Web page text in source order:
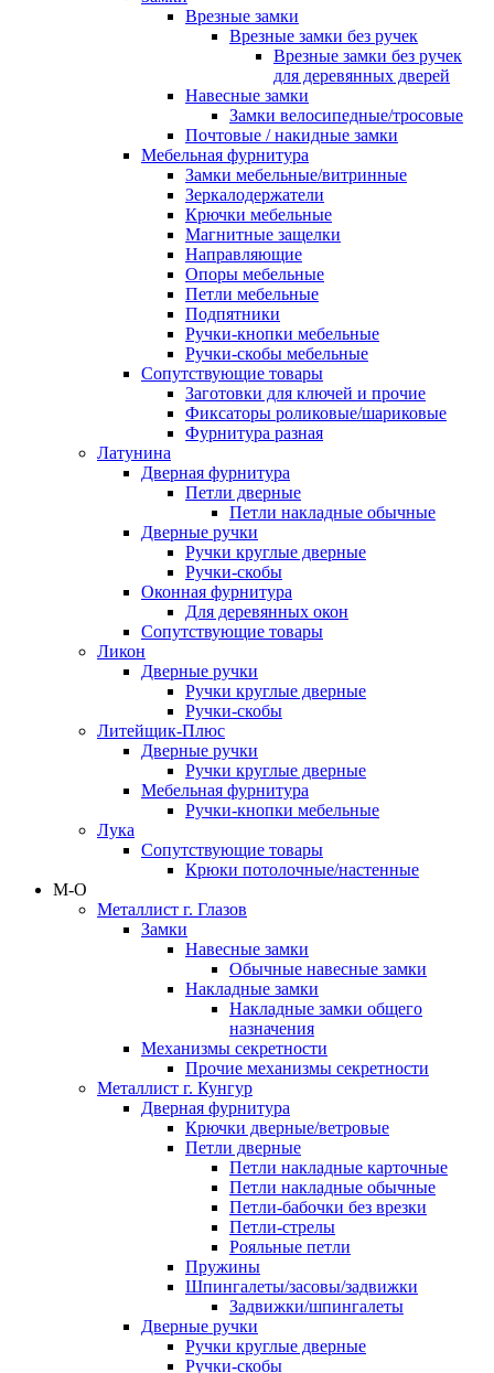
Врезные замки
Врезные замки без ручек
Врезные замки без ручек
для деревянных дверей
Навесные замки
Замки велосипедные/тросовые
Почтовые / накидные замки
Мебельная фурнитура
Замки мебельные/витринные
Зеркалодержатели
Крючки мебельные
Магнитные защелки
Направляющие
Опоры мебельные
Петли мебельные
Подпятники
Ручки-кнопки мебельные
Ручки-скобы мебельные
Сопутствующие товары
Заготовки для ключей и прочие
Фиксаторы роликовые/шариковые
Фурнитура разная
Латунина
Дверная фурнитура
Петли дверные
Петли накладные обычные
Дверные ручки
Ручки круглые дверные
Ручки-скобы
Оконная фурнитура
Для деревянных окон
Сопутствующие товары
Ликон
Дверные ручки
Ручки круглые дверные
Ручки-скобы
Литейщик-Плюс
Дверные ручки
Ручки круглые дверные
Мебельная фурнитура
Ручки-кнопки мебельные
Лука
Сопутствующие товары
Крюки потолочные/настенные
М-О
Металлист г. Глазов
Замки
Навесные замки
Обычные навесные замки
Накладные замки
Накладные замки общего
назначения
Механизмы секретности
Прочие механизмы секретности
Металлист г. Кунгур
Дверная фурнитура
Крючки дверные/ветровые
Петли дверные
Петли накладные карточные
Петли накладные обычные
Петли-бабочки без врезки
Петли-стрелы
Рояльные петли
Пружины
Шпингалеты/засовы/задвижки
Задвижки/шпингалеты
Дверные ручки
Ручки круглые дверные
Ручки-скобы